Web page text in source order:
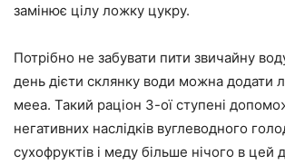
замінює цілу ложку цукру.
Потрібно не забувати пити звичайну
день дієти склянку води можна додати
мееа. Такий раціон 3-ої ступені
негативних наслідків вуглеводного
сухофруктів і меду більше нічого в цей